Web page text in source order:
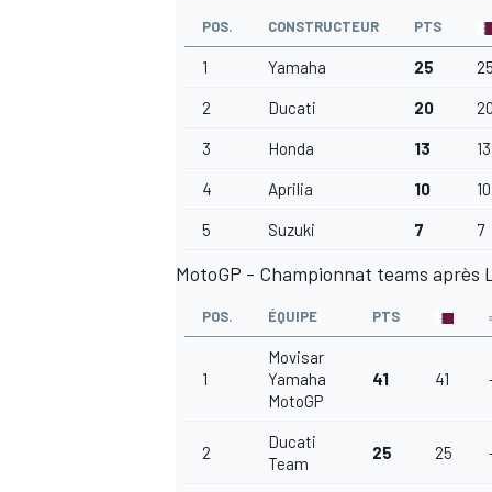
POS. CONSTRUCTEUR PTS
1 Yamaha 25 25
2 Ducati 20 20
3 Honda 13 13
4 Aprilia 10 10
5 Suzuki 7 7
MotoGP - Championnat teams après
POS. ÉQUIPE PTS
1
Movisar
Yamaha
MotoGP
41 41
2
Ducati
Team
25 25